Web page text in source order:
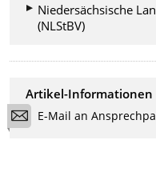
Niedersächsische
(NLStBV)
Artikel-Informationen
E-Mail an